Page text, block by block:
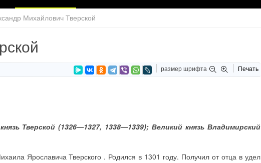
Михайлович Тверской
размер шрифта Печать
Тверской (1326—1327, 1338—1339); Великий князь Владимирский
Ярославича Тверского . Родился в 1301 году. Получил от отца в удел